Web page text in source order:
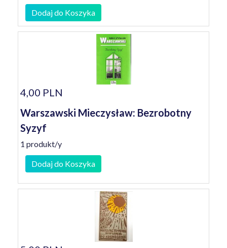
Dodaj do Koszyka
4,00 PLN
Warszawski Mieczysław: Bezrobotny
Syzyf
1 produkt/y
Dodaj do Koszyka